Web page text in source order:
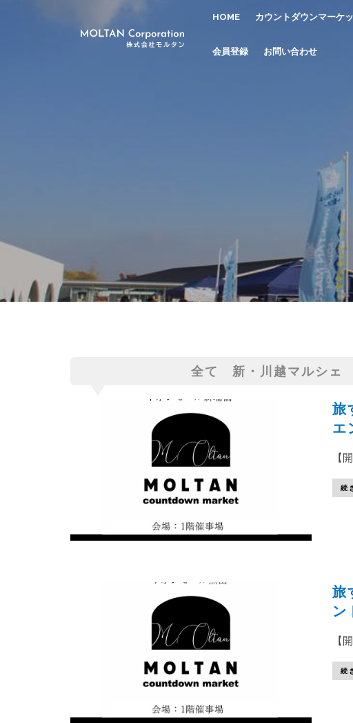
HOME カウントダウンマーケ
会員登録 お問い合わせ
全て 新・川越マルシェ
旅
エ
【
続
旅
ン
【
続